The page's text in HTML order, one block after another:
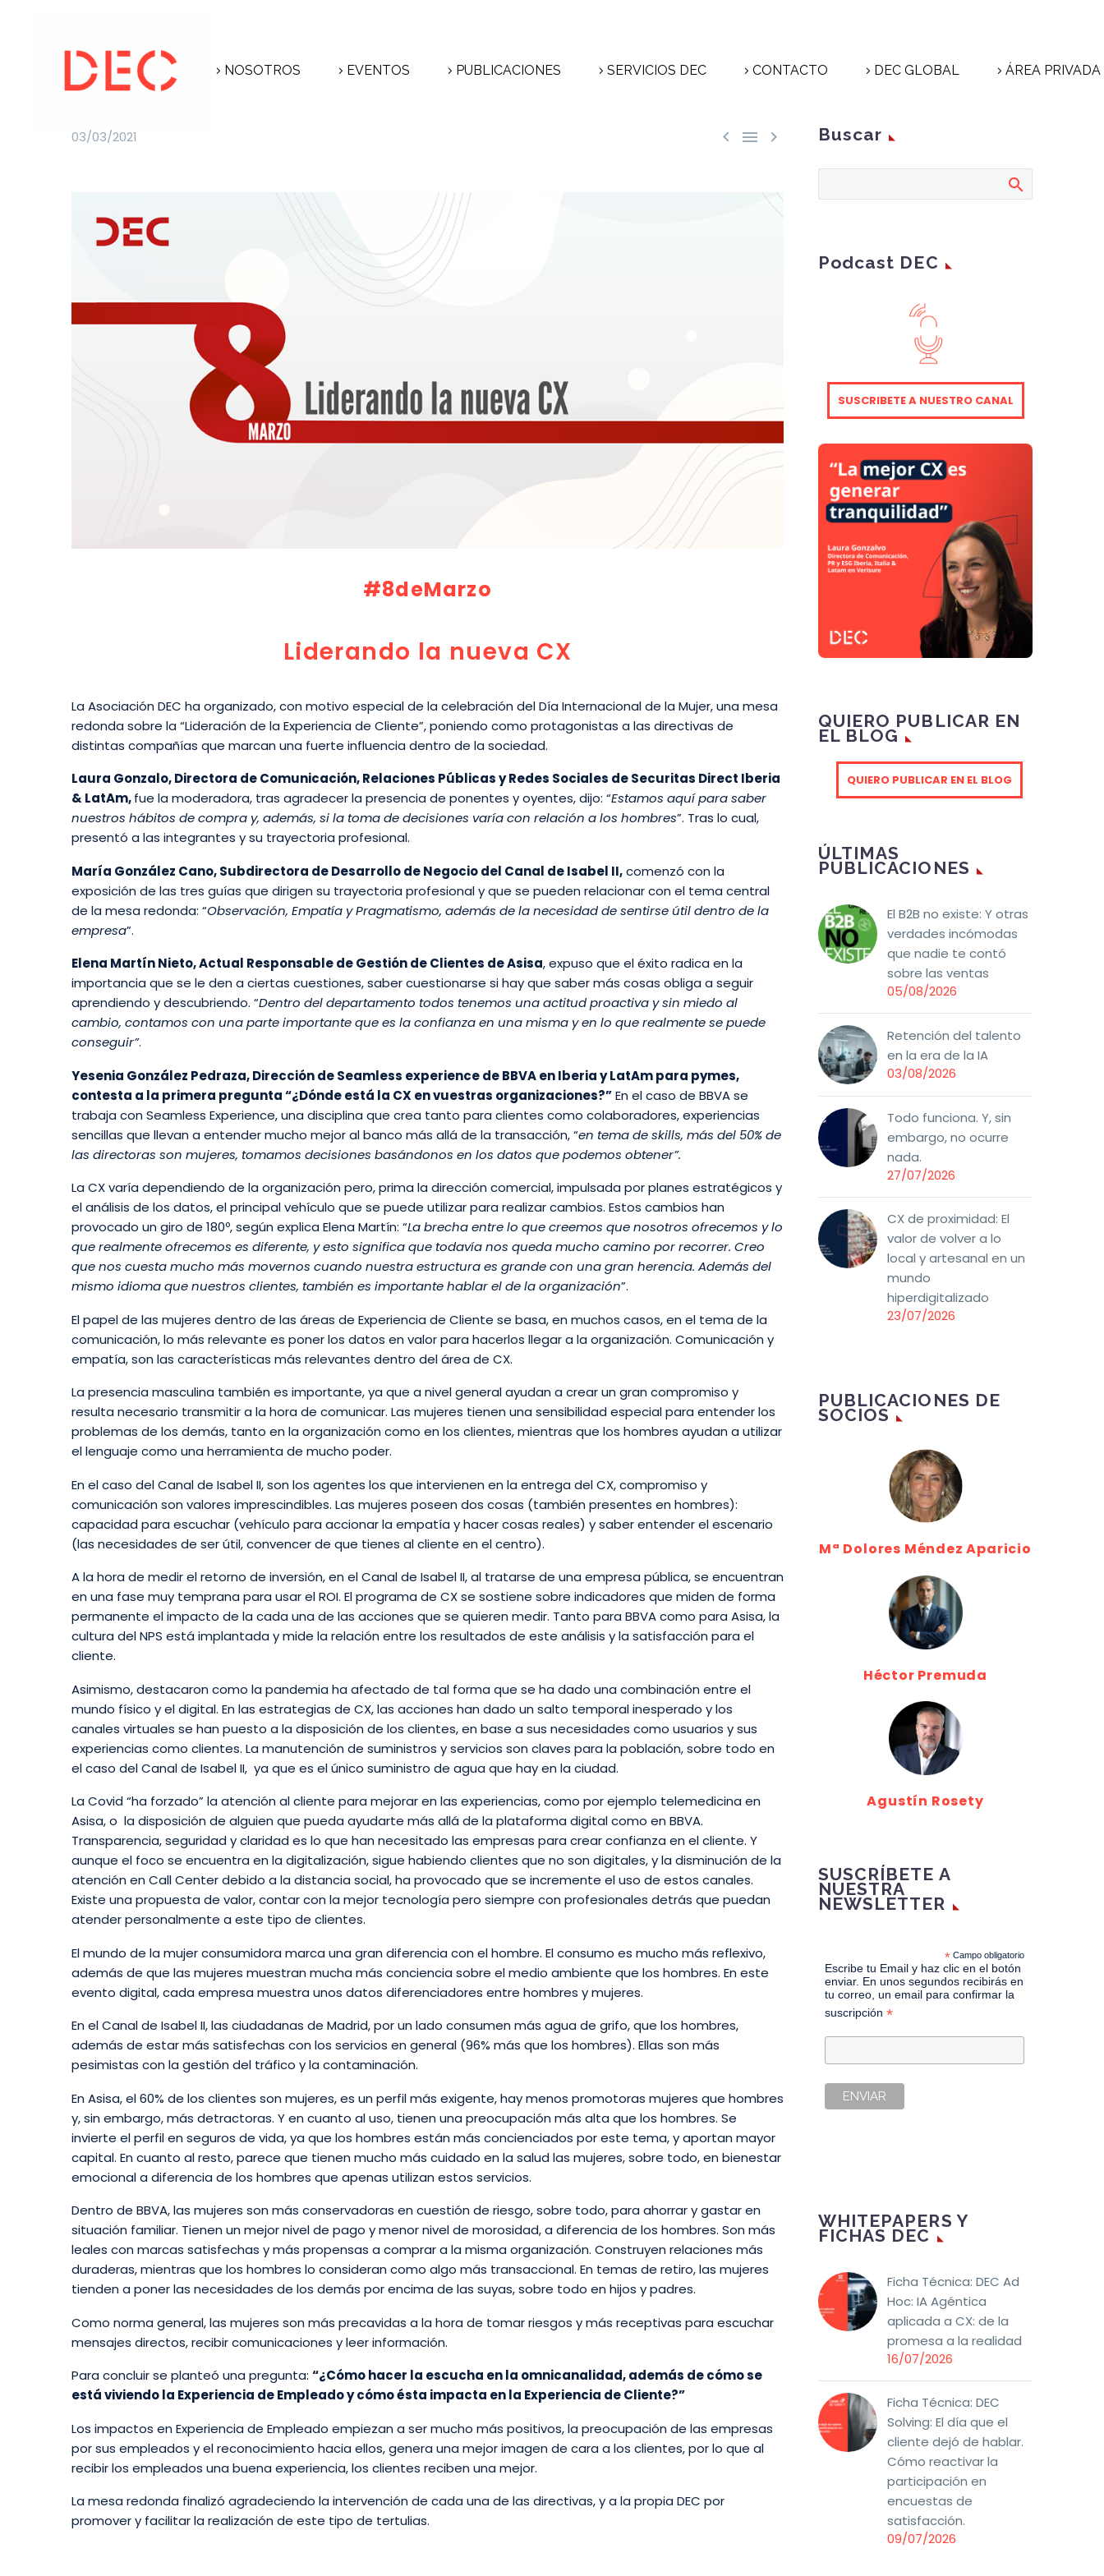
NOSOTROS EVENTOS PUBLICACIONES SERVICIOS DEC CONTACTO DEC GLOBAL ÁREA PRIVADA
  
03/03/2021
#8deMarzo
Liderando la nueva CX
La Asociación DEC ha organizado, con motivo especial de la celebración del Día Internacional de la Mujer, una mesa
redonda sobre la “Lideración de la Experiencia de Cliente”, poniendo como protagonistas a las directivas de
distintas compañías que marcan una fuerte influencia dentro de la sociedad.
Laura Gonzalo, Directora de Comunicación, Relaciones Públicas y Redes Sociales de Securitas Direct Iberia
& LatAm,fue la moderadora, tras agradecer la presencia de ponentes y oyentes, dijo: “Estamos aquí para saber
nuestros hábitos de compra y, además, si la toma de decisiones varía con relación a los hombres”. Tras lo cual,
presentó a las integrantes y su trayectoria profesional.
María González Cano, Subdirectora de Desarrollo de Negocio del Canal de Isabel II,comenzó con la
exposición de las tres guías que dirigen su trayectoria profesional y que se pueden relacionar con el tema central
de la mesa redonda: “Observación, Empatía y Pragmatismo, además de la necesidad de sentirse útil dentro de la
empresa”.
Elena Martín Nieto, Actual Responsable de Gestión de Clientes de Asisa, expuso que el éxito radica en la
importancia que se le den a ciertas cuestiones, saber cuestionarse si hay que saber más cosas obliga a seguir
aprendiendo y descubriendo. “Dentro del departamento todos tenemos una actitud proactiva y sin miedo al
cambio, contamos con una parte importante que es la confianza en una misma y en lo que realmente se puede
conseguir”.
Yesenia González Pedraza, Dirección de Seamless experience de BBVA en Iberia y LatAm para pymes,
contesta a la primera pregunta “¿Dónde está la CX en vuestras organizaciones?”En el caso de BBVA se
trabaja con Seamless Experience, una disciplina que crea tanto para clientes como colaboradores, experiencias
sencillas que llevan a entender mucho mejor al banco más allá de la transacción, “en tema de skills, más del 50% de
las directoras son mujeres, tomamos decisiones basándonos en los datos que podemos obtener”.
La CX varía dependiendo de la organización pero, prima la dirección comercial, impulsada por planes estratégicos y
el análisis de los datos, el principal vehículo que se puede utilizar para realizar cambios. Estos cambios han
provocado un giro de 180º, según explica Elena Martín: “La brecha entre lo que creemos que nosotros ofrecemos y lo
que realmente ofrecemos es diferente, y esto significa que todavía nos queda mucho camino por recorrer. Creo
que nos cuesta mucho más movernos cuando nuestra estructura es grande con una gran herencia. Además del
mismo idioma que nuestros clientes, también es importante hablar el de la organización”.
El papel de las mujeres dentro de las áreas de Experiencia de Cliente se basa, en muchos casos, en el tema de la
comunicación, lo más relevante es poner los datos en valor para hacerlos llegar a la organización. Comunicación y
empatía, son las características más relevantes dentro del área de CX.
La presencia masculina también es importante, ya que a nivel general ayudan a crear un gran compromiso y
resulta necesario transmitir a la hora de comunicar. Las mujeres tienen una sensibilidad especial para entender los
problemas de los demás, tanto en la organización como en los clientes, mientras que los hombres ayudan a utilizar
el lenguaje como una herramienta de mucho poder.
En el caso del Canal de Isabel II, son los agentes los que intervienen en la entrega del CX, compromiso y
comunicación son valores imprescindibles. Las mujeres poseen dos cosas (también presentes en hombres):
capacidad para escuchar (vehículo para accionar la empatía y hacer cosas reales) y saber entender el escenario
(las necesidades de ser útil, convencer de que tienes al cliente en el centro).
A la hora de medir el retorno de inversión, en el Canal de Isabel II, al tratarse de una empresa pública, se encuentran
en una fase muy temprana para usar el ROI. El programa de CX se sostiene sobre indicadores que miden de forma
permanente el impacto de la cada una de las acciones que se quieren medir. Tanto para BBVA como para Asisa, la
cultura del NPS está implantada y mide la relación entre los resultados de este análisis y la satisfacción para el
cliente.
Asimismo, destacaron como la pandemia ha afectado de tal forma que se ha dado una combinación entre el
mundo físico y el digital. En las estrategias de CX, las acciones han dado un salto temporal inesperado y los
canales virtuales se han puesto a la disposición de los clientes, en base a sus necesidades como usuarios y sus
experiencias como clientes. La manutención de suministros y servicios son claves para la población, sobre todo en
el caso del Canal de Isabel II, ya que es el único suministro de agua que hay en la ciudad.
La Covid “ha forzado” la atención al cliente para mejorar en las experiencias, como por ejemplo telemedicina en
Asisa, o la disposición de alguien que pueda ayudarte más allá de la plataforma digital como en BBVA.
Transparencia, seguridad y claridad es lo que han necesitado las empresas para crear confianza en el cliente. Y
aunque el foco se encuentra en la digitalización, sigue habiendo clientes que no son digitales, y la disminución de la
atención en Call Center debido a la distancia social, ha provocado que se incremente el uso de estos canales.
Existe una propuesta de valor, contar con la mejor tecnología pero siempre con profesionales detrás que puedan
atender personalmente a este tipo de clientes.
El mundo de la mujer consumidora marca una gran diferencia con el hombre. El consumo es mucho más reflexivo,
además de que las mujeres muestran mucha más conciencia sobre el medio ambiente que los hombres. En este
evento digital, cada empresa muestra unos datos diferenciadores entre hombres y mujeres.
En el Canal de Isabel II, las ciudadanas de Madrid, por un lado consumen más agua de grifo, que los hombres,
además de estar más satisfechas con los servicios en general (96% más que los hombres). Ellas son más
pesimistas con la gestión del tráfico y la contaminación.
En Asisa, el 60% de los clientes son mujeres, es un perfil más exigente, hay menos promotoras mujeres que hombres
y, sin embargo, más detractoras. Y en cuanto al uso, tienen una preocupación más alta que los hombres. Se
invierte el perfil en seguros de vida, ya que los hombres están más concienciados por este tema, y aportan mayor
capital. En cuanto al resto, parece que tienen mucho más cuidado en la salud las mujeres, sobre todo, en bienestar
emocional a diferencia de los hombres que apenas utilizan estos servicios.
Dentro de BBVA, las mujeres son más conservadoras en cuestión de riesgo, sobre todo, para ahorrar y gastar en
situación familiar. Tienen un mejor nivel de pago y menor nivel de morosidad, a diferencia de los hombres. Son más
leales con marcas satisfechas y más propensas a comprar a la misma organización. Construyen relaciones más
duraderas, mientras que los hombres lo consideran como algo más transaccional. En temas de retiro, las mujeres
tienden a poner las necesidades de los demás por encima de las suyas, sobre todo en hijos y padres.
Como norma general, las mujeres son más precavidas a la hora de tomar riesgos y más receptivas para escuchar
mensajes directos, recibir comunicaciones y leer información.
Para concluir se planteó una pregunta: “¿Cómo hacer la escucha en la omnicanalidad, además de cómo se
está viviendo la Experiencia de Empleado y cómo ésta impacta en la Experiencia de Cliente?”
Los impactos en Experiencia de Empleado empiezan a ser mucho más positivos, la preocupación de las empresas
por sus empleados y el reconocimiento hacia ellos, genera una mejor imagen de cara a los clientes, por lo que al
recibir los empleados una buena experiencia, los clientes reciben una mejor.
La mesa redonda finalizó agradeciendo la intervención de cada una de las directivas, y a la propia DEC por
promover y facilitar la realización de este tipo de tertulias.
Buscar
Podcast DEC
SUSCRIBETE A NUESTRO CANAL
QUIERO PUBLICAR EN
EL BLOG
QUIERO PUBLICAR EN EL BLOG
ÚLTIMAS
PUBLICACIONES
El B2B no existe: Y otras
verdades incómodas
que nadie te contó
sobre las ventas
05/08/2026
Retención del talento
en la era de la IA
03/08/2026
Todo funciona. Y, sin
embargo, no ocurre
nada.
27/07/2026
CX de proximidad: El
valor de volver a lo
local y artesanal en un
mundo
hiperdigitalizado
23/07/2026
PUBLICACIONES DE
SOCIOS
Mª Dolores Méndez Aparicio
Héctor Premuda
Agustín Rosety
SUSCRÍBETE A
NUESTRA
NEWSLETTER
*Campo obligatorio
Escribe tu Email y haz clic en el botón
enviar. En unos segundos recibirás en
tu correo, un email para confirmar la
suscripción *
WHITEPAPERS Y
FICHAS DEC
Ficha Técnica: DEC Ad
Hoc: IA Agéntica
aplicada a CX: de la
promesa a la realidad
16/07/2026
Ficha Técnica: DEC
Solving: El día que el
cliente dejó de hablar.
Cómo reactivar la
participación en
encuestas de
satisfacción.
09/07/2026